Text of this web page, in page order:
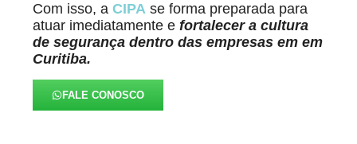
Com isso, aCIPA se forma preparada para
atuar imediatamente efortalecer a cultura
de segurança dentro das empresas em em
Curitiba.
FALE CONOSCO